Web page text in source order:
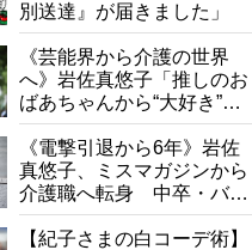
別送達』が届きました」
《芸能界から介護の世界
へ》岩佐真悠子「推しのお
ばあちゃんから“大好き”を
もらえる」理不尽さも吹き
飛ぶ“やりがい”、介護の現
場は「愛おしい」
《電撃引退から6年》岩佐
真悠子、ミスマガジンから
介護職へ転身 中卒・バイ
ト経験ゼロの彼女が見つけ
た“居場所”「社会の役に立
【紀子さまの白コーデ術】